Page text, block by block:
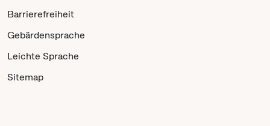
Barrierefreiheit
Gebärdensprache
Leichte Sprache
Sitemap